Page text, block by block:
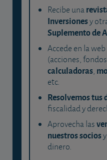
Recibe una
Inversionesy
Suplemento de
Accede en la
(acciones,
calculadoras,
etc.
Resolvemos tus
fiscalidad y
Aprovecha las
nuestros socios
dinero.